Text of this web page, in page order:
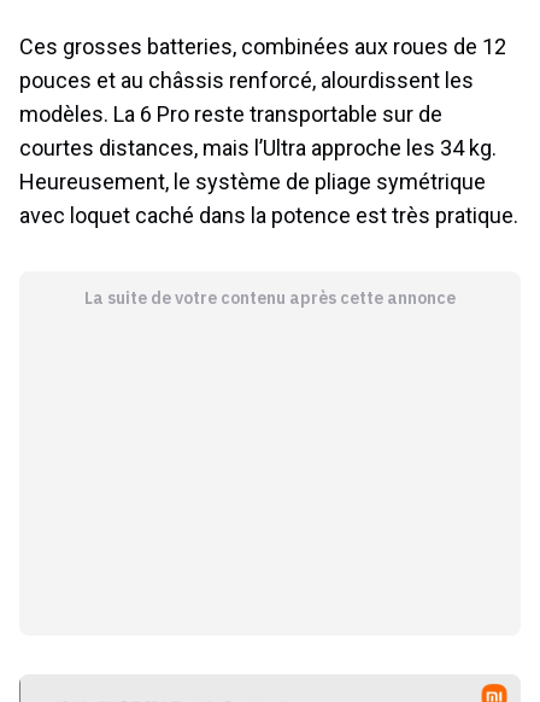
Ces grosses batteries, combinées aux roues de 12
pouces et au châssis renforcé, alourdissent les
modèles. La 6 Pro reste transportable sur de
courtes distances, mais l’Ultra approche les 34 kg.
Heureusement, le système de pliage symétrique
avec loquet caché dans la potence est très pratique.
La suite de votre contenu après cette annonce